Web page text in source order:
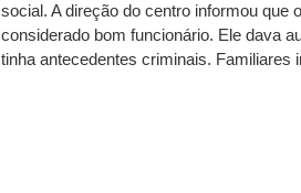
social. A direção do centro informou
considerado bom funcionário. Ele dava
tinha antecedentes criminais. Familiares